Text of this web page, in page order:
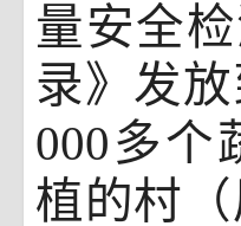
量安全
录》发
000多个
植的村